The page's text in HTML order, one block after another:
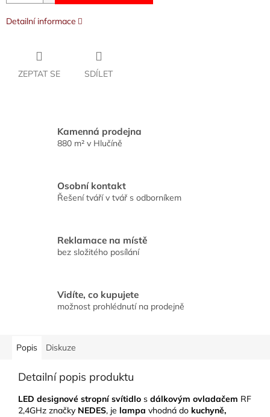
Detailní informace
ZEPTAT SE SDÍLET
Kamenná prodejna
880 m² v Hlučíně
Osobní kontakt
Řešení tváří v tvář s odborníkem
Reklamace na místě
bez složitého posílání
Vidíte, co kupujete
možnost prohlédnutí na prodejně
Popis Diskuze
Detailní popis produktu
LED designové stropní svítidlo s dálkovým ovladačem RF
2,4GHz značky NEDES, je lampa vhodná do kuchyně,